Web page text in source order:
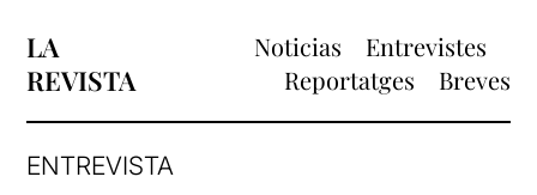
LA
REVISTA
Noticias
Entrevistes
Reportatges
Breves
ENTREVISTA